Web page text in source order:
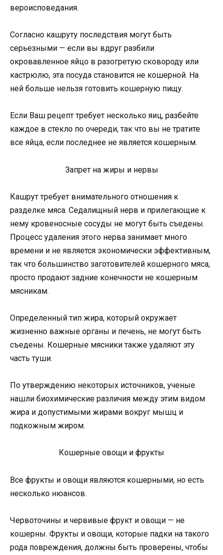
вероисповедания.
Согласно кашруту последствия могут быть
серьезными — если вы вдруг разбили
окровавленное яйцо в разогретую сковороду или
кастрюлю, эта посуда становится не кошерной. На
ней больше нельзя готовить кошерную пищу.
Если Ваш рецепт требует несколько яиц, разбейте
каждое в стекло по очереди, так что вы не тратите
все яйца, если последнее не является кошерным.
Запрет на жиры и нервы
Кашрут требует внимательного отношения к
разделке мяса. Седалищный нерв и прилегающие к
нему кровеносные сосуды не могут быть съедены.
Процесс удаления этого нерва занимает много
времени и не является экономически эффективным,
так что большинство заготовителей кошерного мяса,
просто продают задние конечности не кошерным
мясникам.
Определенный тип жира, который окружает
жизненно важные органы и печень, не могут быть
съедены. Кошерные мясники также удаляют эту
часть туши.
По утверждению некоторых источников, ученые
нашли биохимические различия между этим видом
жира и допустимыми жирами вокруг мышц и
подкожным жиром.
Кошерные овощи и фрукты
Все фрукты и овощи являются кошерными, но есть
несколько нюансов.
Червоточины и червивые фрукт и овощи — не
кошерны. Фрукты и овощи, которые падки на такого
рода повреждения, должны быть проверены, чтобы